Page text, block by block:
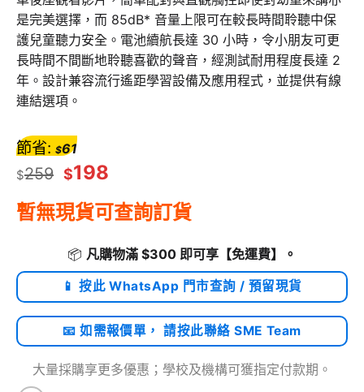
是完美選擇，而 85dB* 音量上限可在較長時間聆聽中保
護兒童聽力安全。電池續航長達 30 小時，令小朋友可更
長時間不間斷地聆聽喜歡的聲音，經測試耐用程度長達 2
年。設計兼容流行遙距學習設備及應用程式，並提供有線
連結選項。
$259 $198
節省: $61
暫無現貨可查詢訂貨
📦 凡購物滿 $300 即可享 【免運費】 。
📱 按此 WhatsApp 門市查詢 / 預留現貨
📧 如需報價單， 請按此聯絡 SME Team
大量採購享更多優惠；學校及機構可獲指定付款期。